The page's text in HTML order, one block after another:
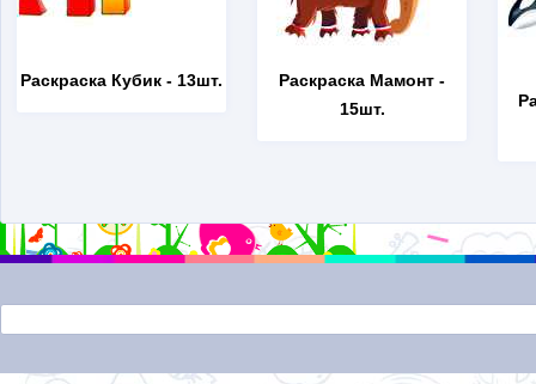
Раскраска Кубик - 13шт. Раскраска Мамонт -
15шт.